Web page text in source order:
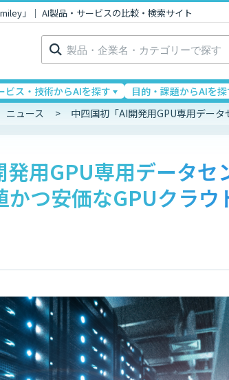
」｜ AI製品・サービスの比較・検索サイト
検
索:
ビス・技術からAIを探す 目的・課題からAIを探
ニュース 中四国初「AI開発用GPU専用デー
発用GPU専用データセ
かつ安価なGPUクラウ